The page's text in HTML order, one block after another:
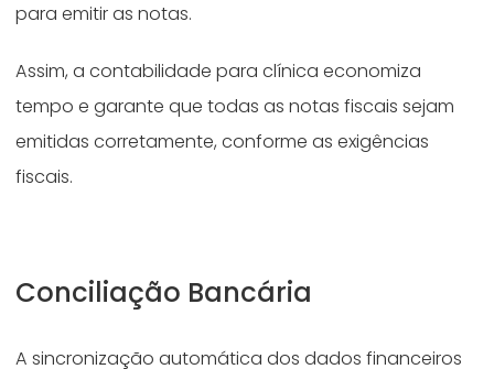
para emitir as notas.
Assim, a contabilidade para clínica economiza
tempo e garante que todas as notas fiscais sejam
emitidas corretamente, conforme as exigências
fiscais.
Conciliação Bancária
A sincronização automática dos dados financeiros